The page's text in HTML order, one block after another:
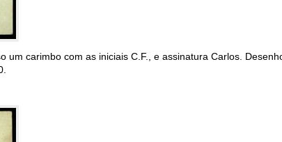
um carimbo com as iniciais C.F., e assinatura Carlos.